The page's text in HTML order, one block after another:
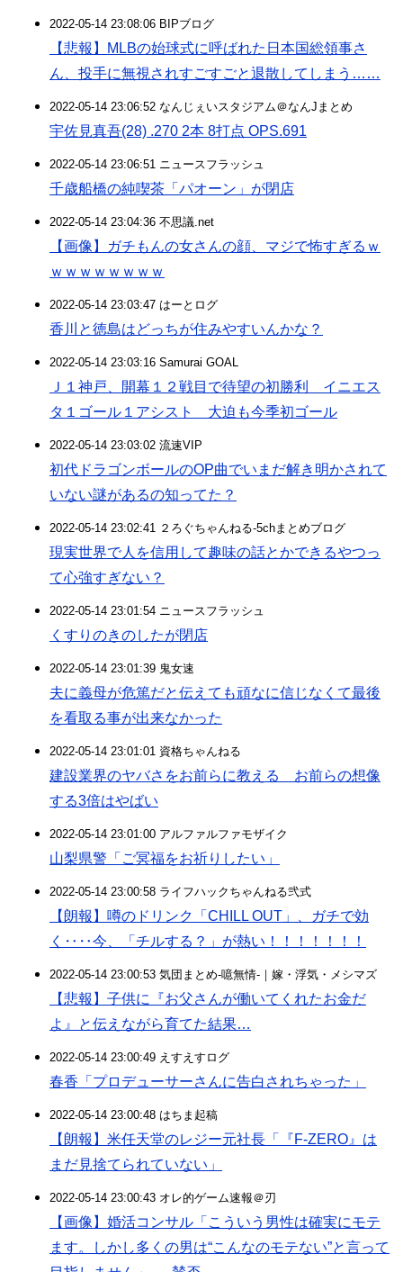
2022-05-14 23:08:06 BIPブログ
【悲報】MLBの始球式に呼ばれた日本国総領事さ
ん、投手に無視されすごすごと退散してしまう……
2022-05-14 23:06:52 なんじぇいスタジアム＠なんJまとめ
宇佐見真吾(28) .270 2本 8打点 OPS.691
2022-05-14 23:06:51 ニュースフラッシュ
千歳船橋の純喫茶「パオーン」が閉店
2022-05-14 23:04:36 不思議.net
【画像】ガチもんの女さんの顔、マジで怖すぎるｗ
ｗｗｗｗｗｗｗｗ
2022-05-14 23:03:47 はーとログ
香川と徳島はどっちが住みやすいんかな？
2022-05-14 23:03:16 Samurai GOAL
Ｊ１神戸、開幕１２戦目で待望の初勝利 イニエス
タ１ゴール１アシスト 大迫も今季初ゴール
2022-05-14 23:03:02 流速VIP
初代ドラゴンボールのOP曲でいまだ解き明かされて
いない謎があるの知ってた？
2022-05-14 23:02:41 ２ろぐちゃんねる-5chまとめブログ
現実世界で人を信用して趣味の話とかできるやつっ
て心強すぎない？
2022-05-14 23:01:54 ニュースフラッシュ
くすりのきのしたが閉店
2022-05-14 23:01:39 鬼女速
夫に義母が危篤だと伝えても頑なに信じなくて最後
を看取る事が出来なかった
2022-05-14 23:01:01 資格ちゃんねる
建設業界のヤバさをお前らに教える お前らの想像
する3倍はやばい
2022-05-14 23:01:00 アルファルファモザイク
山梨県警「ご冥福をお祈りしたい」
2022-05-14 23:00:58 ライフハックちゃんねる弐式
【朗報】噂のドリンク「CHILL OUT」、ガチで効
く‥‥今、「チルする？」が熱い！！！！！！！
2022-05-14 23:00:53 気団まとめ-噫無情-｜嫁・浮気・メシマズ
【悲報】子供に『お父さんが働いてくれたお金だ
よ』と伝えながら育てた結果…
2022-05-14 23:00:49 えすえすログ
春香「プロデューサーさんに告白されちゃった」
2022-05-14 23:00:48 はちま起稿
【朗報】米任天堂のレジー元社長「『F-ZERO』は
まだ見捨てられていない」
2022-05-14 23:00:43 オレ的ゲーム速報＠刃
【画像】婚活コンサル「こういう男性は確実にモテ
ます。しかし多くの男は“こんなのモテない”と言って